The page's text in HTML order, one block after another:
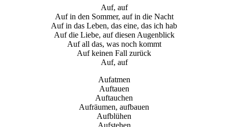
Auf, auf
Auf in den Sommer, auf in die Nacht
Auf in das Leben, das eine, das ich hab
Auf die Liebe, auf diesen Augenblick
Auf all das, was noch kommt
Auf keinen Fall zurück
Auf, auf
Aufatmen
Auftauen
Auftauchen
Aufräumen, aufbauen
Aufblühen
Aufstehen